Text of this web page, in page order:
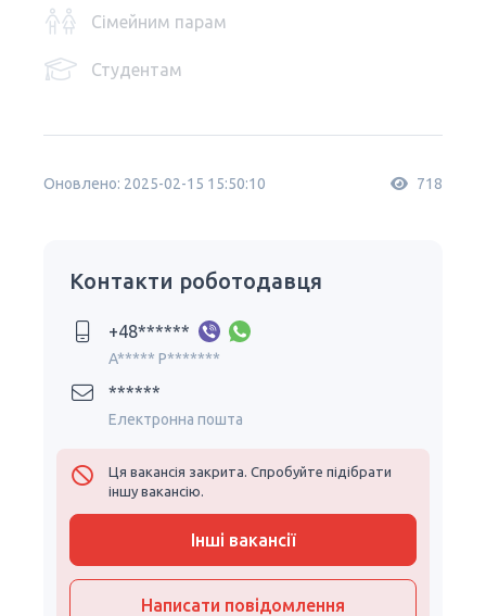
Сімейним парам
Студентам
Оновлено: 2025-02-15 15:50:10 718
Контакти роботодавця
+48******
A***** P*******
******
Електронна пошта
Ця вакансія закрита. Спробуйте підібрати
іншу вакансію.
Інші вакансії
Написати повідомлення